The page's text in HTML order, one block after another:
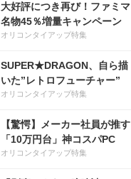
大好評につき再び！ファミマ
名物45％増量キャンペーン
オリコンタイアップ特集
SUPER★DRAGON、自ら描
いた”レトロフューチャー”
オリコンタイアップ特集
【驚愕】メーカー社員が推す
「10万円台」神コスパPC
オリコンタイアップ特集